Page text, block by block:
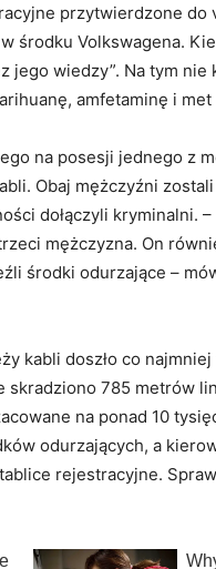
przytwierdzone do
środku Volkswagena.
jego wiedzy”. Na tym nie
amfetaminę i met
na posesji jednego z
Obaj mężczyźni
dołączyli kryminalni. –
mężczyzna. On
środki odurzające –
kabli doszło co
skradziono 785 metrów
na ponad 10
odurzających, a
rejestracyjne.